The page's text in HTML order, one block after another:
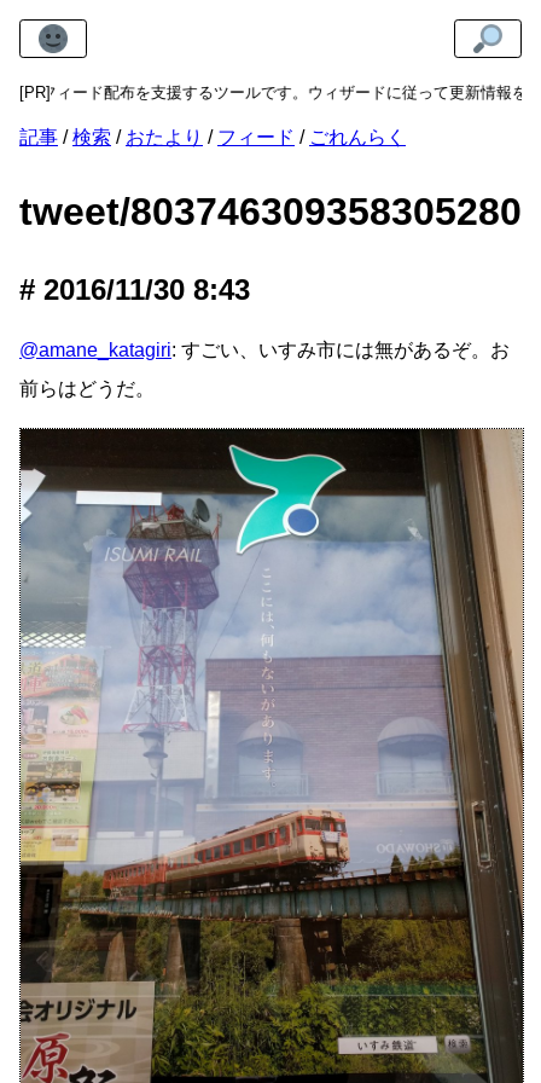
[PR]
のフィード配布を支援するツールです。ウィザードに従って更新情報を入
記事 検索 おたより フィード ごれんらく
tweet/803746309358305280
2016/11/30 8:43
@amane_katagiri: すごい、いすみ市には無があるぞ。お
前らはどうだ。